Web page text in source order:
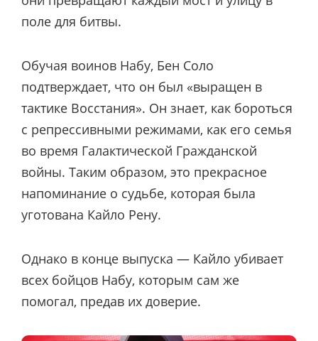
поле для битвы.
Обучая воинов Набу, Бен Соло
подтверждает, что он был «выращен в
тактике Восстания». Он знает, как бороться
с репрессивными режимами, как его семья
во время Галактической Гражданской
войны. Таким образом, это прекрасное
напоминание о судьбе, которая была
уготована Кайло Рену.
Однако в конце выпуска — Кайло убивает
всех бойцов Набу, которым сам же
помогал, предав их доверие.